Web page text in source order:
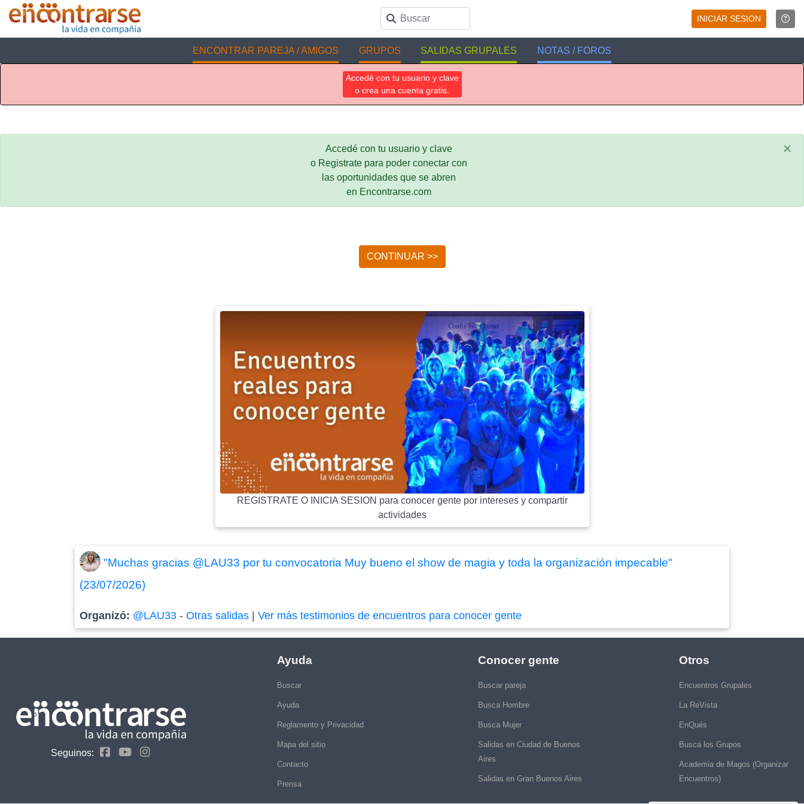
INICIAR SESION
ENCONTRAR PAREJA / AMIGOS GRUPOS SALIDAS GRUPALES NOTAS / FOROS
Accedé con tu usuario y clave
o crea una cuenta gratis.
Accedé con tu usuario y clave
o Registrate para poder conectar con
las oportunidades que se abren
en Encontrarse.com
×
CONTINUAR >>
REGISTRATE O INICIA SESION para conocer gente por intereses y compartir
actividades
"Muchas gracias @LAU33 por tu convocatoria Muy bueno el show de magia y toda la organización impecable"
(23/07/2026)
Organizó: @LAU33 -Otras salidas |Ver más testimonios de encuentros para conocer gente
Seguinos:
Ayuda
Buscar
Ayuda
Reglamento y Privacidad
Mapa del sitio
Contacto
Prensa
Conocer gente
Buscar pareja
Busca Hombre
Busca Mujer
Salidas en Ciudad de Buenos
Aires
Salidas en Gran Buenos Aires
Otros
Encuentros Grupales
La ReVista
EnQués
Buscá los Grupos
Academia de Magos (Organizar
Encuentros)